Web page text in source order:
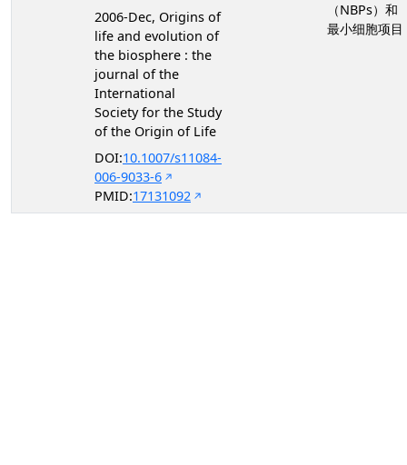
2006-Dec, Origins of
life and evolution of
the biosphere : the
journal of the
International
Society for the Study
of the Origin of Life
DOI:10.1007/s11084-
006-9033-6
PMID:17131092
（NBPs）和
最小细胞项目